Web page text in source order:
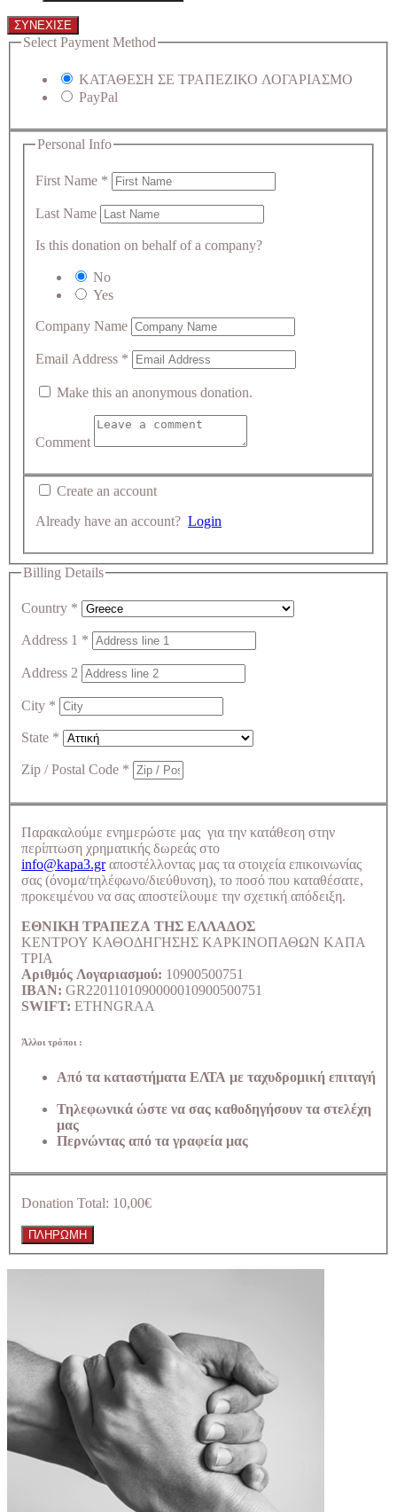
ΣΥΝΕΧΙΣΕ
Select Payment Method
ΚΑΤΑΘΕΣΗ ΣΕ ΤΡΑΠΕΖΙΚΟ ΛΟΓΑΡΙΑΣΜΟ
PayPal
Personal Info
First Name *
Last Name
Is this donation on behalf of a company?
No
Yes
Company Name
Email Address *
Make this an anonymous donation.
Comment
Create an account
Already have an account? Login
Billing Details
Country *
Address 1 *
Address 2
City *
State *
Zip / Postal Code *
Παρακαλούμε ενημερώστε μας για την κατάθεση στην
περίπτωση χρηματικής δωρεάς στο
info@kapa3.grαποστέλλοντας μας τα στοιχεία επικοινωνίας
σας (όνομα/τηλέφωνο/διεύθυνση), το ποσό που καταθέσατε,
προκειμένου να σας αποστείλουμε την σχετική απόδειξη.
ΕΘΝΙΚΗ ΤΡΑΠΕΖΑ ΤΗΣ ΕΛΛΑΔΟΣ
ΚΕΝΤΡΟΥ ΚΑΘΟΔΗΓΗΣΗΣ ΚΑΡΚΙΝΟΠΑΘΩΝ ΚΑΠΑ
ΤΡΙΑ
Αριθμός Λογαριασμού: 10900500751
IBAN: GR2201101090000010900500751
SWIFT: ETHNGRAA
Άλλοι τρόποι :
Από τα καταστήματα ΕΛΤΑ με ταχυδρομική επιταγή
Τηλεφωνικά ώστε να σας καθοδηγήσουν τα στελέχη
μας
Περνώντας από τα γραφεία μας
Donation Total: 10,00€